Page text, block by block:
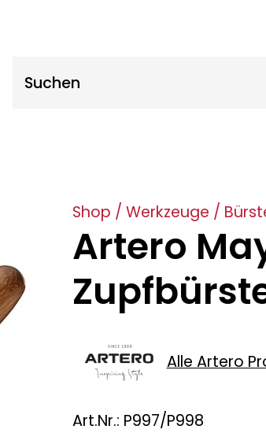
Shop / Werkzeuge /
Artero
Alle Artero
Art.Nr.: P997/P998